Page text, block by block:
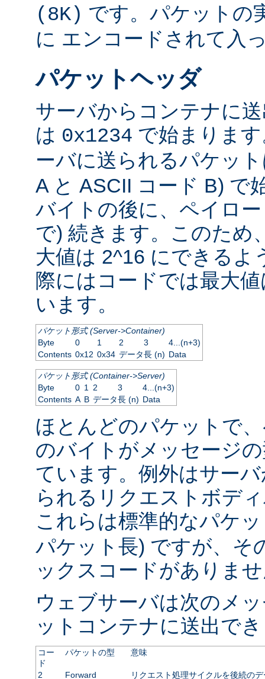
(8K) です。パケットの
に エンコードされて入
パケットヘッダ
サーバからコンテナに
は 0x1234 で始まりま
ーバに送られるパケッ
A と ASCII コード B) で
バイトの後に、ペイロ
で) 続きます。このため
大値は 2^16 にできるよ
際にはコードでは最大
います。
パケット形式 (Server->Container)
Byte
0 1 2 3
4...(n+3)
Contents 0x12 0x34 データ長 (n) Data
パケット形式 (Container->Server)
Byte
0 1 2 3
4...(n+3)
Contents A B データ長 (n) Data
ほとんどのパケットで
のバイトがメッセージ
ています。例外はサー
られるリクエストボデ
これらは標準的なパケ
パケット長) ですが、そ
ックスコードがありま
ウェブサーバは次のメ
ットコンテナに送出で
コー
ド
パケットの型 意味
2 Forward リクエスト処理サイクルを後続の